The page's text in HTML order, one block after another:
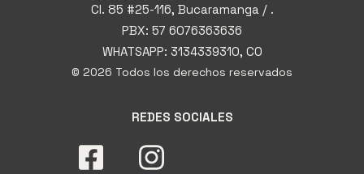
Cl. 85 #25-116, Bucaramanga / .
PBX: 57 6076363636
WHATSAPP: 3134339310, CO
© 2026 Todos los derechos reservados
REDES SOCIALES